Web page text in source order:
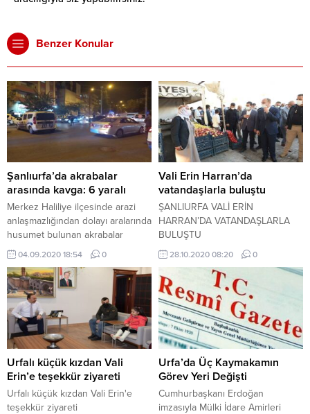
Benzer Konular
Şanlıurfa’da akrabalar
arasında kavga: 6 yaralı
Merkez Haliliye ilçesinde arazi
anlaşmazlığından dolayı aralarında
husumet bulunan akrabalar
arasında meydana gelen taşlı
sopalı kavgada 6 kişi yaralandı.
04.09.2020 18:54 0
Vali Erin Harran’da
vatandaşlarla buluştu
ŞANLIURFA VALİ ERİN
HARRAN’DA VATANDAŞLARLA
BULUŞTU
28.10.2020 08:20 0
Urfalı küçük kızdan Vali
Erin’e teşekkür ziyareti
Urfalı küçük kızdan Vali Erin'e
teşekkür ziyareti
Urfa’da Üç Kaymakamın
Görev Yeri Değişti
Cumhurbaşkanı Erdoğan
imzasıyla Mülki İdare Amirleri